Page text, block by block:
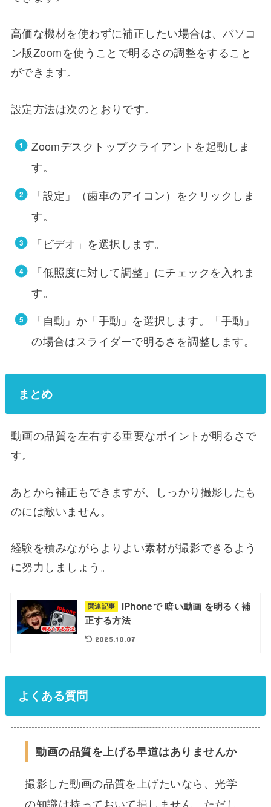
高価な機材を使わずに補正したい場合は、パソコ
ン版Zoomを使うことで明るさの調整をすること
ができます。
設定方法は次のとおりです。
Zoomデスクトップクライアントを起動しま
す。
「設定」（歯車のアイコン）をクリックしま
す。
「ビデオ」を選択します。
「低照度に対して調整」にチェックを入れま
す。
「自動」か「手動」を選択します。「手動」
の場合はスライダーで明るさを調整します。
まとめ
動画の品質を左右する重要なポイントが明るさで
す。
あとから補正もできますが、しっかり撮影したも
のには敵いません。
経験を積みながらよりよい素材が撮影できるよう
に努力しましょう。
関連記事
iPhoneで 暗い動画 を明るく補
正する方法
2025.10.07
よくある質問
動画の品質を上げる早道はありませんか
撮影した動画の品質を上げたいなら、光学
の知識は持っておいて損しません。ただし